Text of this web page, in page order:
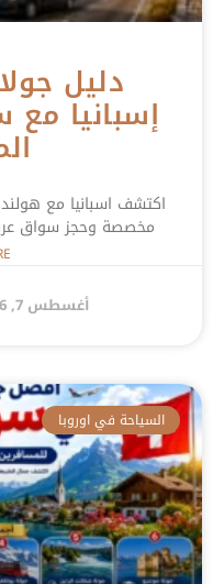
دليل
إسبانيا
اكتشف اسبانيا مع
مخصصة وحجز سواق عربي في
»
أغسطس 7, 2026
السياحة في اوروبا